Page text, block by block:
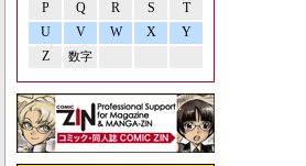
P Q R S
T
U
V W X
Y
Z
数字